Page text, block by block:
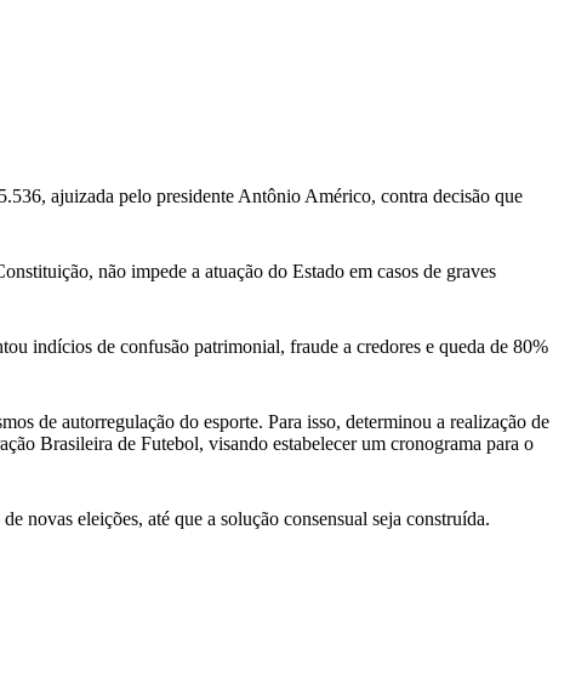
ajuizada pelo presidente Antônio Américo, contra decisão que
não impede a atuação do Estado em casos de graves
indícios de confusão patrimonial, fraude a credores e queda de 80%
de autorregulação do esporte. Para isso, determinou a realização de
Brasileira de Futebol, visando estabelecer um cronograma para o
novas eleições, até que a solução consensual seja construída.